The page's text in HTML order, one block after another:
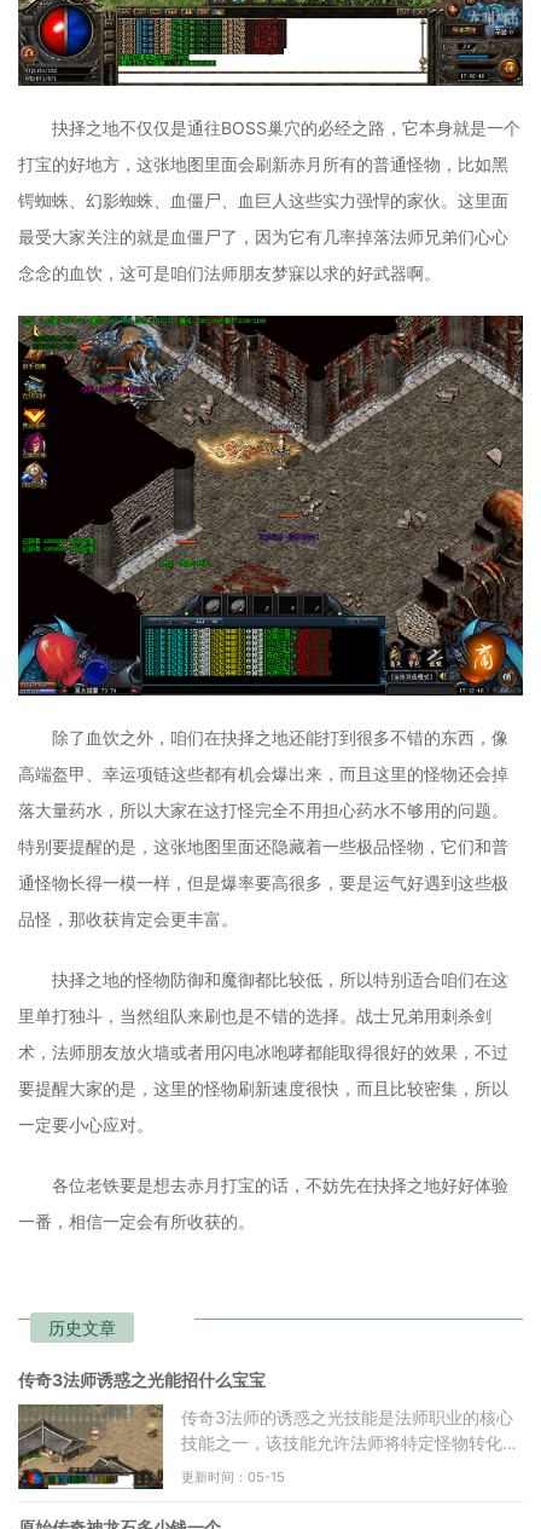
抉择之地不仅仅是通往BOSS巢穴的必经之路，它本身就是一个
打宝的好地方，这张地图里面会刷新赤月所有的普通怪物，比如黑
锷蜘蛛、幻影蜘蛛、血僵尸、血巨人这些实力强悍的家伙。这里面
最受大家关注的就是血僵尸了，因为它有几率掉落法师兄弟们心心
念念的血饮，这可是咱们法师朋友梦寐以求的好武器啊。
除了血饮之外，咱们在抉择之地还能打到很多不错的东西，像
高端盔甲、幸运项链这些都有机会爆出来，而且这里的怪物还会掉
落大量药水，所以大家在这打怪完全不用担心药水不够用的问题。
特别要提醒的是，这张地图里面还隐藏着一些极品怪物，它们和普
通怪物长得一模一样，但是爆率要高很多，要是运气好遇到这些极
品怪，那收获肯定会更丰富。
抉择之地的怪物防御和魔御都比较低，所以特别适合咱们在这
里单打独斗，当然组队来刷也是不错的选择。战士兄弟用刺杀剑
术，法师朋友放火墙或者用闪电冰咆哮都能取得很好的效果，不过
要提醒大家的是，这里的怪物刷新速度很快，而且比较密集，所以
一定要小心应对。
各位老铁要是想去赤月打宝的话，不妨先在抉择之地好好体验
一番，相信一定会有所收获的。
历史文章
传奇3法师诱惑之光能招什么宝宝
传奇3法师的诱惑之光技能是法师职业的核心
技能之一，该技能允许法师将特定怪物转化为
自己的召唤物。诱惑之光从13级开始可以修
更新时间：05-15